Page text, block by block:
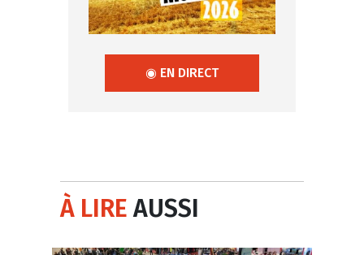
◉ EN DIRECT
À LIREAUSSI